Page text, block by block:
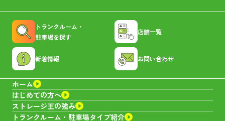
トランクルーム・
駐車場を探す
店舗一覧
新着情報 お問い合わせ
ホーム
はじめての方へ
ストレージ王の強み
トランクルーム・ 駐車場タイプ紹介